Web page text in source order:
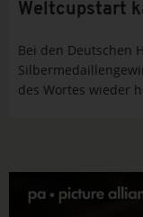
Weltcupstart
Bei den Deutschen
des Wortes wieder